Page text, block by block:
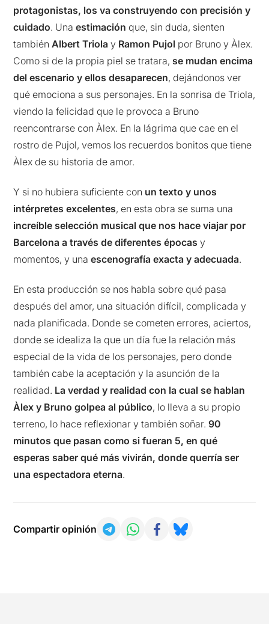
protagonistas, los va construyendo con precisión y
cuidado. Unaestimaciónque, sin duda, sienten
tambiénAlbert Triolay Ramon Pujol por Bruno y Àlex.
Como si de la propia piel se tratara, se mudan encima
del escenario y ellos desaparecen, dejándonos ver
qué emociona a sus personajes. En la sonrisa de Triola,
viendo la felicidad que le provoca a Bruno
reencontrarse con Àlex. En la lágrima que cae en el
rostro de Pujol, vemos los recuerdos bonitos que tiene
Àlex de su historia de amor.
Y si no hubiera suficiente con un texto y unos
intérpretes excelentes, en esta obra se suma una
increíble selección musical que nos hace viajar por
Barcelona a través de diferentes épocasy
momentos, y unaescenografía exacta y adecuada.
En esta producción se nos habla sobre qué pasa
después del amor, una situación difícil, complicada y
nada planificada. Donde se cometen errores, aciertos,
donde se idealiza la que un día fue la relación más
especial de la vida de los personajes, pero donde
también cabe la aceptación y la asunción de la
realidad. La verdad y realidad con la cual se hablan
Àlex y Bruno golpea al público, lo lleva a su propio
terreno, lo hace reflexionar y también soñar.90
minutos que pasan como si fueran 5, en qué
esperas saber qué más vivirán, donde querría ser
una espectadora eterna.
Compartir opinión